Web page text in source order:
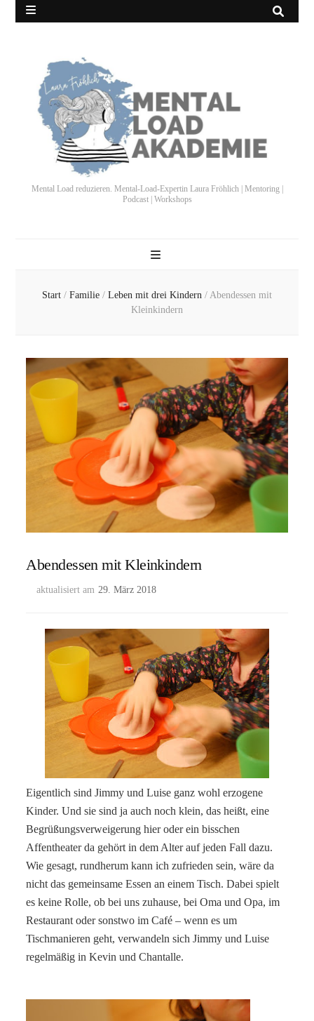
Mental Load reduzieren. Mental-Load-Expertin Laura Fröhlich | Mentoring |
Podcast | Workshops
Start / Familie / Leben mit drei Kindern / Abendessen mit
Kleinkindern
Abendessen mit Kleinkindern
aktualisiert am 29. März 2018
Eigentlich sind Jimmy und Luise ganz wohl erzogene
Kinder. Und sie sind ja auch noch klein, das heißt, eine
Begrüßungsverweigerung hier oder ein bisschen
Affentheater da gehört in dem Alter auf jeden Fall dazu.
Wie gesagt, rundherum kann ich zufrieden sein, wäre da
nicht das gemeinsame Essen an einem Tisch. Dabei spielt
es keine Rolle, ob bei uns zuhause, bei Oma und Opa, im
Restaurant oder sonstwo im Café – wenn es um
Tischmanieren geht, verwandeln sich Jimmy und Luise
regelmäßig in Kevin und Chantalle.